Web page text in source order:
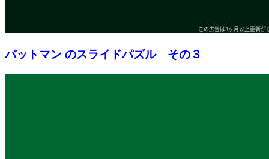
バットマン のスライドパズル その３